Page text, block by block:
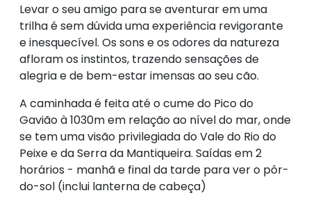
Levar o seu amigo para se aventurar em uma
trilha é sem dúvida uma experiência revigorante
e inesquecível. Os sons e os odores da natureza
afloram os instintos, trazendo sensações de
alegria e de bem-estar imensas ao seu cão.
A caminhada é feita até o cume do Pico do
Gavião à 1030m em relação ao nível do mar, onde
se tem uma visão privilegiada do Vale do Rio do
Peixe e da Serra da Mantiqueira. Saídas em 2
horários - manhã e final da tarde para ver o pôr-
do-sol (inclui lanterna de cabeça)